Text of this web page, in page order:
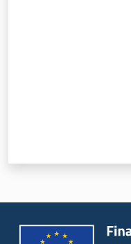
Ambiente